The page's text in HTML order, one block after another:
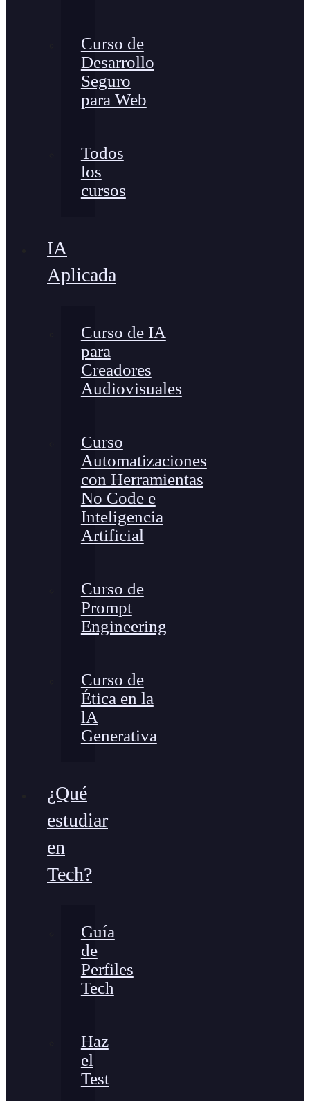
Curso de
Desarrollo
Seguro
para Web
Todos
los
cursos
IA
Aplicada
Curso de IA
para
Creadores
Audiovisuales
Curso
Automatizaciones
con Herramientas
No Code e
Inteligencia
Artificial
Curso de
Prompt
Engineering
Curso de
Ética en la
lA
Generativa
¿Qué
estudiar
en
Tech?
Guía
de
Perfiles
Tech
Haz
el
Test